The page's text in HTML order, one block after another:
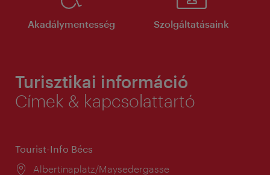
Akadálymentesség Szolgáltatásaink
Turisztikai információ
Címek & kapcsolattartó
Tourist-Info Bécs
Helyszín:
Albertinaplatz/Maysedergasse